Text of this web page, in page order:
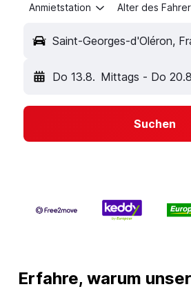
Anmietstation Alter des
Saint-Georges-d'Oléron,
Do 13.8. Mittags - Do
Suchen
Erfahre, warum